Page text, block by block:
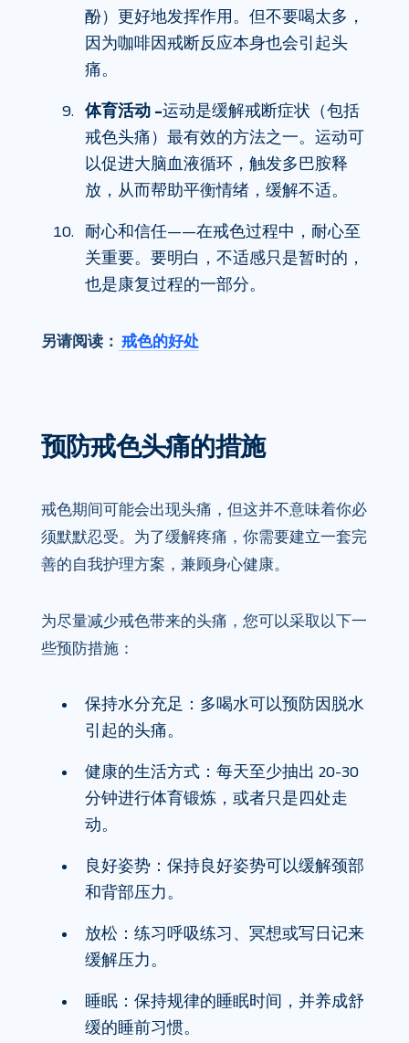
酚）更好地发挥作用。但不要喝太多，
因为咖啡因戒断反应本身也会引起头
痛。
体育活动 –运动是缓解戒断症状（包括
戒色头痛）最有效的方法之一。运动可
以促进大脑血液循环，触发多巴胺释
放，从而帮助平衡情绪，缓解不适。
耐心和信任——在戒色过程中，耐心至
关重要。要明白，不适感只是暂时的，
也是康复过程的一部分。
另请阅读： 戒色的好处
预防戒色头痛的措施
戒色期间可能会出现头痛，但这并不意味着你必
须默默忍受。为了缓解疼痛，你需要建立一套完
善的自我护理方案，兼顾身心健康。
为尽量减少戒色带来的头痛，您可以采取以下一
些预防措施：
保持水分充足：多喝水可以预防因脱水
引起的头痛。
健康的生活方式：每天至少抽出 20-30
分钟进行体育锻炼，或者只是四处走
动。
良好姿势：保持良好姿势可以缓解颈部
和背部压力。
放松：练习呼吸练习、冥想或写日记来
缓解压力。
睡眠：保持规律的睡眠时间，并养成舒
缓的睡前习惯。